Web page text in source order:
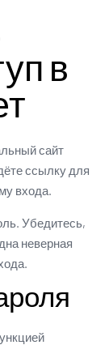
в
сайт
ссылку для
входа.
Убедитесь,
неверная